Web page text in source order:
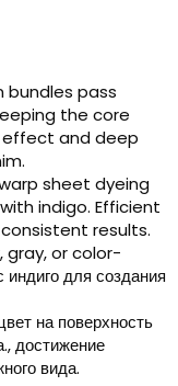
bundles pass
the core
and deep
.
sheet dyeing
indigo. Efficient
results.
,gray,or color-
индиго для создания
на поверхность
достижение
вида.